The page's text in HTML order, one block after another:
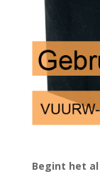
Begint het